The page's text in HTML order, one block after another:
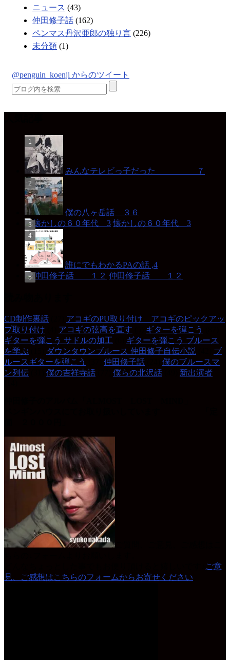
ニュース (43)
仲田修子話 (162)
ペンマス丹沢亜郎の独り言 (226)
未分類 (1)
@penguin_koenji からのツイート
みんなテレビっ子だった ７
僕の八ヶ岳話 ３６
懐かしの６０年代 3
誰にでもわかるPAの話 ,4
仲田修子話 １２
CD制作裏話
アコギのPU取り付け アコギのピックアッ
プ取り付け
アコギの弦高を直す ギターを弾こう
ギターを弾こう サドルの加工
ギターを弾こう ブルース
を学ぶ
ダウンタウンブルース 仲田修子自伝小説
ブ
ルースギターを弾こう
仲田修子話
僕のブルースマ
ン列伝
僕の吉祥寺話 僕らの北沢話
新出演者
ご意
見、ご感想はこちらのフォームからお寄せください